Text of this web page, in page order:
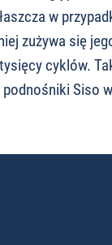
w
zużywa się
cyklów.
Siso